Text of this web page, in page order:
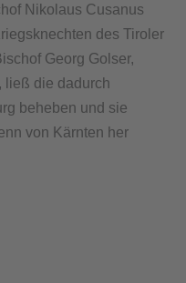
Nikolaus Cusanus
des Tiroler
Georg Golser,
ließ die dadurch
beheben und sie
von Kärnten her